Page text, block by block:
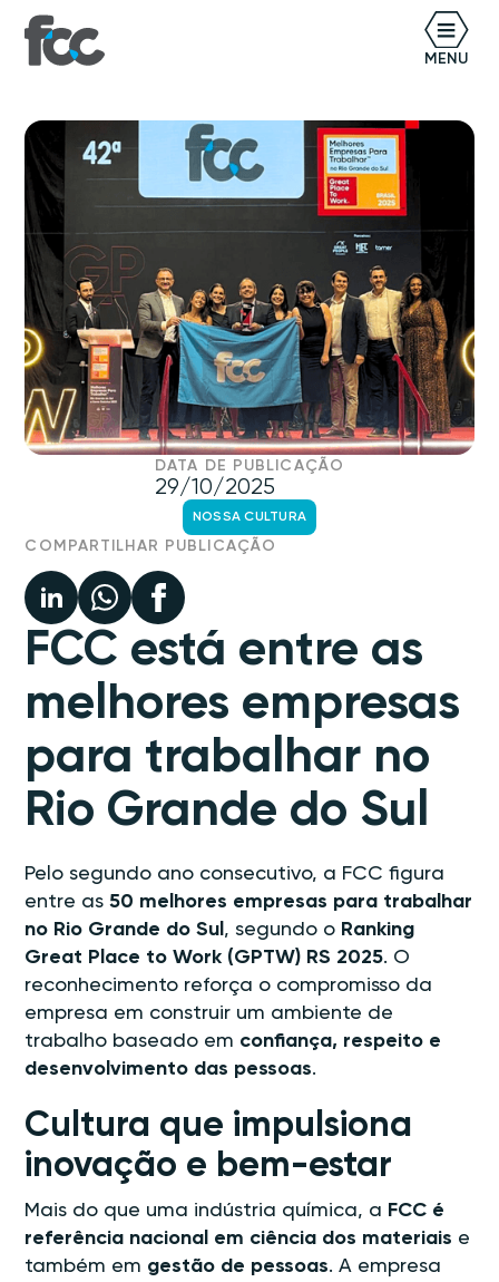
MENU
DATA DE PUBLICAÇÃO
29/10/2025
NOSSA CULTURA
COMPARTILHAR PUBLICAÇÃO
FCC está entre as
melhores empresas
para trabalhar no
Rio Grande do Sul
Pelo segundo ano consecutivo, a FCC figura
entre as50 melhores empresas para trabalhar
no Rio Grande do Sul , segundo o Ranking
Great Place to Work (GPTW) RS 2025. O
reconhecimento reforça o compromisso da
empresa em construir um ambiente de
trabalho baseado em confiança, respeito e
desenvolvimento das pessoas.
Cultura que impulsiona
inovação e bem-estar
Mais do que uma indústria química, a FCC é
referência nacional em ciência dos materiais e
também em gestão de pessoas. A empresa